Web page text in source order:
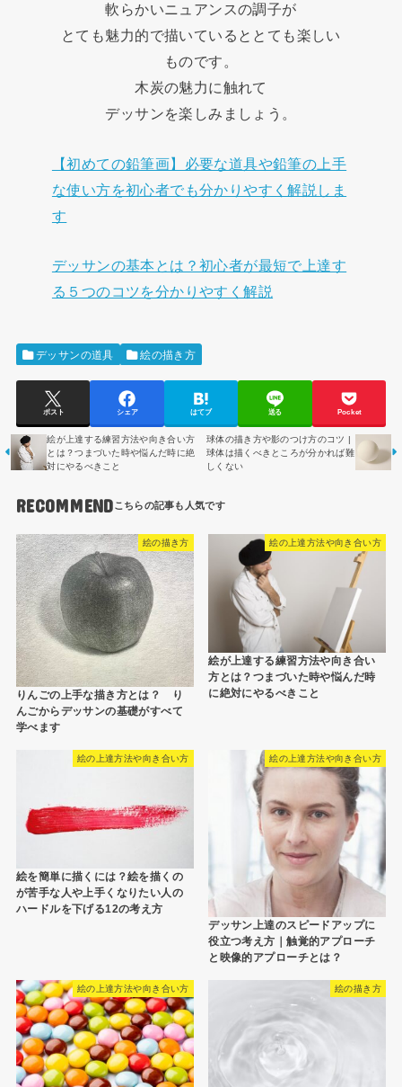
軟らかいニュアンスの調子が
とても魅力的で描いているととても楽しい
ものです。
木炭の魅力に触れて
デッサンを楽しみましょう。
【初めての鉛筆画】必要な道具や鉛筆の上手
な使い方を初心者でも分かりやすく解説しま
す
デッサンの基本とは？初心者が最短で上達す
る５つのコツを分かりやすく解説
デッサンの道具 絵の描き方
ポスト シェア はてブ 送る Pocket
絵が上達する練習方法や向き合い方
とは？つまづいた時や悩んだ時に絶
対にやるべきこと
球体の描き方や影のつけ方のコツ |
球体は描くべきところが分かれば難
しくない
RECOMMEND
絵の描き方
りんごの上手な描き方とは？ り
んごからデッサンの基礎がすべて
学べます
絵の上達方法や向き合い方
絵が上達する練習方法や向き合い
方とは？つまづいた時や悩んだ時
に絶対にやるべきこと
絵の上達方法や向き合い方
絵を簡単に描くには？絵を描くの
が苦手な人や上手くなりたい人の
ハードルを下げる12の考え方
絵の上達方法や向き合い方
デッサン上達のスピードアップに
役立つ考え方｜触覚的アプローチ
と映像的アプローチとは？
絵の上達方法や向き合い方 絵の描き方